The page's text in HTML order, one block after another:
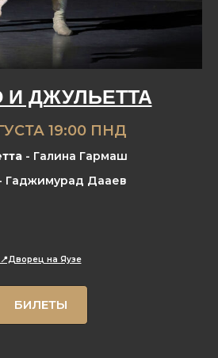
И ДЖУЛЬЕТТА
19:00 ПНД
- Галина Гармаш
Гаджимурад Дааев
📍Дворец на Яузе
БИЛЕТЫ